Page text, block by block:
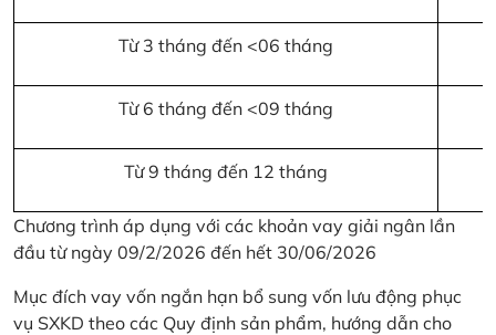
Từ 3 tháng đến <06 tháng
Từ 6 tháng đến <09 tháng
Từ 9 tháng đến 12 tháng
Chương trình áp dụng với các khoản vay giải ngân lần
đầu từ ngày 09/2/2026 đến hết 30/06/2026
Mục đích vay vốn ngắn hạn bổ sung vốn lưu động phục
vụ SXKD theo các Quy định sản phẩm, hướng dẫn cho